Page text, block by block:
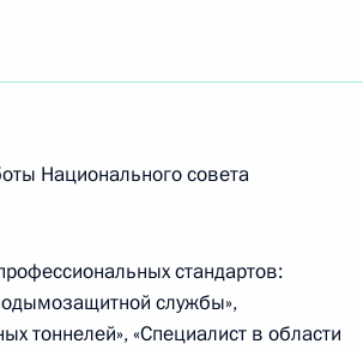
Национального совета
стандартов:
службы»,
тоннелей», «Специалист в области